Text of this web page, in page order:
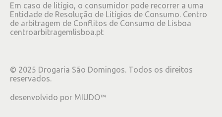
Em caso de litígio, o consumidor pode recorrer a uma
Entidade de Resolução de Litígios de Consumo. Centro
de arbitragem de Conflitos de Consumo de Lisboa
centroarbitragemlisboa.pt
© 2025 Drogaria São Domingos. Todos os direitos
reservados.
desenvolvido por MIUDO™